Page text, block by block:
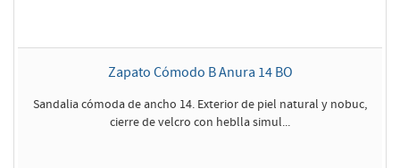
Zapato Cómodo B Anura 14 BO
Sandalia cómoda de ancho 14. Exterior de piel natural y nobuc,
cierre de velcro con heblla simul...